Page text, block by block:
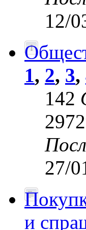
12/
1, 2, 3,
142
27/
и